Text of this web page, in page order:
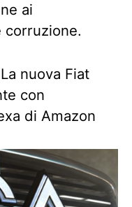
ai
nuova Fiat
con
di Amazon